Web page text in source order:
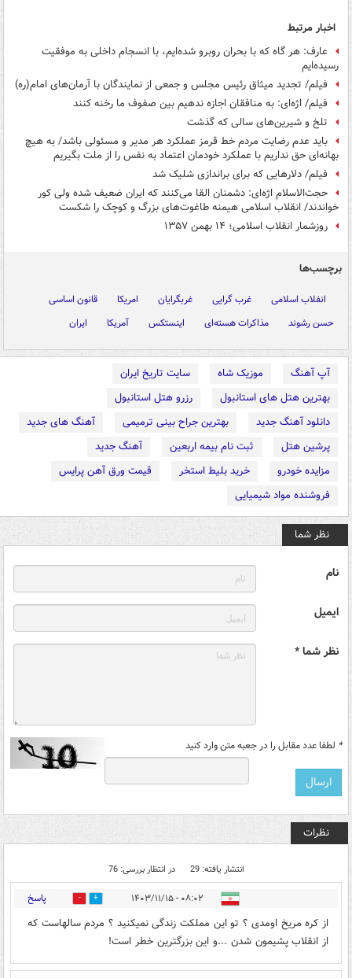
اخبار مرتبط
عارف: هر گاه که با بحران روبرو شده‌ایم، با انسجام داخلی به موفقیت
رسیده‌ایم
فیلم/ تجدید میثاق رئیس مجلس و جمعی از نمایندگان با آرمان‌های امام(ره)
فیلم/ اژه‌ای: به منافقان اجازه ندهیم بین صفوف ما رخنه کنند
تلخ و شیرین‌های سالی که گذشت
باید عدم رضایت مردم خط قرمز عملکرد هر مدیر و مسئولی باشد/ به هیچ
بهانه‌ای حق نداریم با عملکرد خودمان اعتماد به نفس را از ملت بگیریم
فیلم/ دلارهایی که برای براندازی شلیک شد
حجت‌الاسلام اژه‌ای: دشمنان القا می‌کنند که ایران ضعیف شده ولی کور
خواندند/ انقلاب اسلامی هیمنه طاغوت‌های بزرگ و کوچک را شکست
روزشمار انقلاب اسلامی؛ ۱۴ بهمن ۱۳۵۷
برچسب‌ها
انفلاب اسلامی غرب گرایی غربگرایان امریکا
قانون اساسی
حسن رشوند
مذاکرات هسته‌ای اینستکس آمریکا ایران
آپ آهنگ موزیک شاه
سایت تاریخ ایران
بهترین هتل های استانبول
رزرو هتل استانبول
دانلود آهنگ جدید
بهترین جراح بینی ترمیمی
آهنگ های جدید
پرشین هتل
ثبت نام بیمه اربعین
آهنگ جدید
مزایده خودرو
خرید بلیط استخر
قیمت ورق آهن پرایس
فروشنده مواد شیمیایی
نظر شما
نام
ایمیل
نظر شما *
* لطفا عدد مقابل را در جعبه متن وارد کنید
نظرات
انتشار یافته: 29 در انتظار بررسی: 76
۰۸:۰۲ - ۱۴۰۳/۱۱/۱۵ 3 پاسخ
از کره مریخ اومدی ؟ تو این مملکت زندگی نمیکنید ؟ مردم سالهاست که
از انقلاب پشیمون شدن ...و این بزرگترین خطر است!